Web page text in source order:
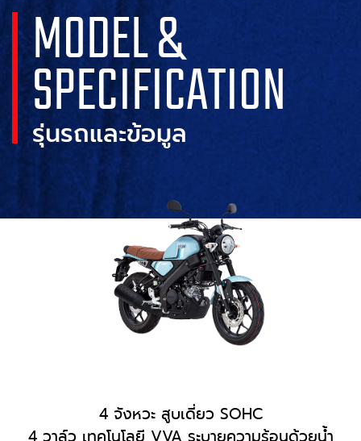
MODEL &
SPECIFICATION
รุ่นรถและข้อมูล
4 จังหวะ สูบเดี่ยว SOHC
4 วาล์ว เทคโนโลยี VVA ระบายความร้อนด้วยน้ำ